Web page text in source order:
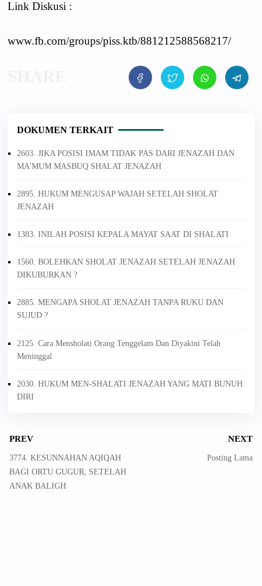
Link Diskusi :
www.fb.com/groups/piss.ktb/881212588568217/
DOKUMEN TERKAIT
2603. JIKA POSISI IMAM TIDAK PAS DARI JENAZAH DAN
MA'MUM MASBUQ SHALAT JENAZAH
2895. HUKUM MENGUSAP WAJAH SETELAH SHOLAT
JENAZAH
1383. INILAH POSISI KEPALA MAYAT SAAT DI SHALATI
1560. BOLEHKAN SHOLAT JENAZAH SETELAH JENAZAH
DIKUBURKAN ?
2885. MENGAPA SHOLAT JENAZAH TANPA RUKU DAN
SUJUD ?
2125. Cara Mensholati Orang Tenggelam Dan Diyakini Telah
Meninggal
2030. HUKUM MEN-SHALATI JENAZAH YANG MATI BUNUH
DIRI
PREV
3774. KESUNNAHAN AQIQAH
BAGI ORTU GUGUR, SETELAH
ANAK BALIGH
NEXT
Posting Lama